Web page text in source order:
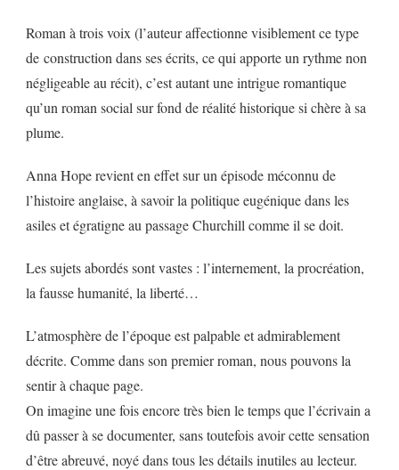
Roman à trois voix (l’auteur affectionne visiblement ce type
de construction dans ses écrits, ce qui apporte un rythme non
négligeable au récit), c’est autant une intrigue romantique
qu’un roman social sur fond de réalité historique si chère à sa
plume.
Anna Hope revient en effet sur un épisode méconnu de
l’histoire anglaise, à savoir la politique eugénique dans les
asiles et égratigne au passage Churchill comme il se doit.
Les sujets abordés sont vastes : l’internement, la procréation,
la fausse humanité, la liberté…
L’atmosphère de l’époque est palpable et admirablement
décrite. Comme dans son premier roman, nous pouvons la
sentir à chaque page.
On imagine une fois encore très bien le temps que l’écrivain a
dû passer à se documenter, sans toutefois avoir cette sensation
d’être abreuvé, noyé dans tous les détails inutiles au lecteur.